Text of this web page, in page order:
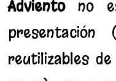
Advientono
reutilizables